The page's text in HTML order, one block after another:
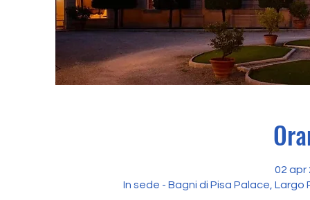
02 apr
In sede - Bagni di Pisa Palace, Largo